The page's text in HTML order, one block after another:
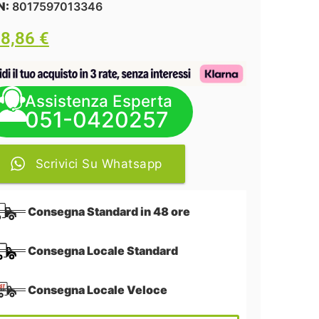
8017597013346
€
Assistenza Esperta
051-0420257
Scrivici Su Whatsapp
Consegna Standard in 48 ore
Consegna Locale Standard
Consegna Locale Veloce